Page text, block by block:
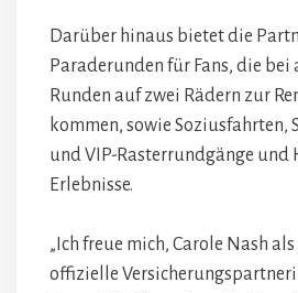
Darüber hinaus bietet die
Paraderunden für Fans, die bei
Runden auf zwei Rädern zur
kommen, sowie Soziusfahrten,
und VIP-Rasterrundgänge
Erlebnisse.
„Ich freue mich, Carole Nash
offizielle